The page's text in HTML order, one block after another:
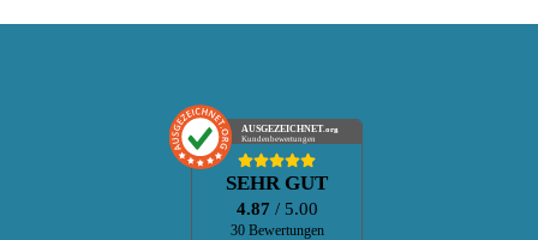
AUSGEZEICHNET.org
Kundenbewertungen
SEHR GUT
4.87 / 5.00
30 Bewertungen